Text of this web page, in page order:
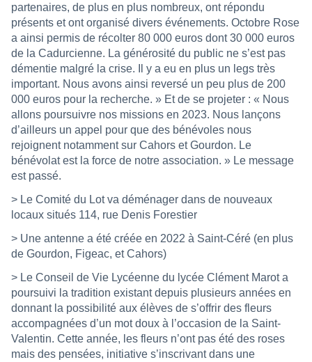
partenaires, de plus en plus nombreux, ont répondu
présents et ont organisé divers événements. Octobre Rose
a ainsi permis de récolter 80 000 euros dont 30 000 euros
de la Cadurcienne. La générosité du public ne s’est pas
démentie malgré la crise. Il y a eu en plus un legs très
important. Nous avons ainsi reversé un peu plus de 200
000 euros pour la recherche. » Et de se projeter : « Nous
allons poursuivre nos missions en 2023. Nous lançons
d’ailleurs un appel pour que des bénévoles nous
rejoignent notamment sur Cahors et Gourdon. Le
bénévolat est la force de notre association. » Le message
est passé.
> Le Comité du Lot va déménager dans de nouveaux
locaux situés 114, rue Denis Forestier
> Une antenne a été créée en 2022 à Saint-Céré (en plus
de Gourdon, Figeac, et Cahors)
> Le Conseil de Vie Lycéenne du lycée Clément Marot a
poursuivi la tradition existant depuis plusieurs années en
donnant la possibilité aux élèves de s’offrir des fleurs
accompagnées d’un mot doux à l’occasion de la Saint-
Valentin. Cette année, les fleurs n’ont pas été des roses
mais des pensées, initiative s’inscrivant dans une